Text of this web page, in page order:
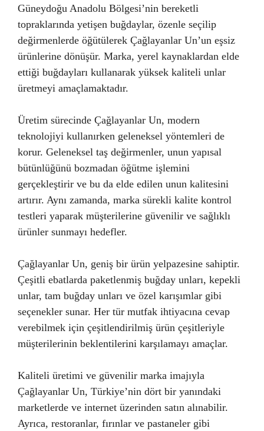
Güneydoğu Anadolu Bölgesi’nin bereketli
topraklarında yetişen buğdaylar, özenle seçilip
değirmenlerde öğütülerek Çağlayanlar Un’un eşsiz
ürünlerine dönüşür. Marka, yerel kaynaklardan elde
ettiği buğdayları kullanarak yüksek kaliteli unlar
üretmeyi amaçlamaktadır.
Üretim sürecinde Çağlayanlar Un, modern
teknolojiyi kullanırken geleneksel yöntemleri de
korur. Geleneksel taş değirmenler, unun yapısal
bütünlüğünü bozmadan öğütme işlemini
gerçekleştirir ve bu da elde edilen unun kalitesini
artırır. Aynı zamanda, marka sürekli kalite kontrol
testleri yaparak müşterilerine güvenilir ve sağlıklı
ürünler sunmayı hedefler.
Çağlayanlar Un, geniş bir ürün yelpazesine sahiptir.
Çeşitli ebatlarda paketlenmiş buğday unları, kepekli
unlar, tam buğday unları ve özel karışımlar gibi
seçenekler sunar. Her tür mutfak ihtiyacına cevap
verebilmek için çeşitlendirilmiş ürün çeşitleriyle
müşterilerinin beklentilerini karşılamayı amaçlar.
Kaliteli üretimi ve güvenilir marka imajıyla
Çağlayanlar Un, Türkiye’nin dört bir yanındaki
marketlerde ve internet üzerinden satın alınabilir.
Ayrıca, restoranlar, fırınlar ve pastaneler gibi